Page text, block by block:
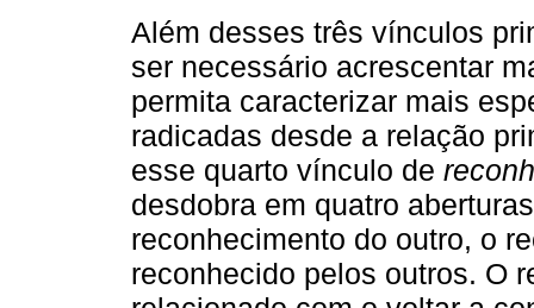
Além desses três vínculos
ser necessário acrescentar
permita caracterizar mais
radicadas desde a relação
esse quarto vínculo de
desdobra em quatro
reconhecimento do outro, o
reconhecido pelos outros. O